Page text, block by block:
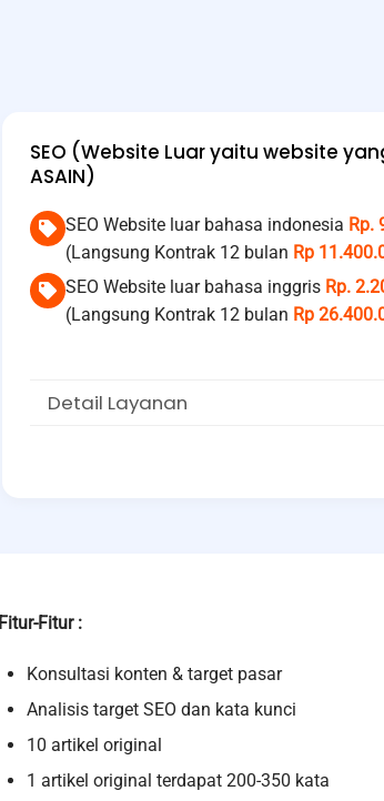
SEO (Website Luar yaitu website
ASAIN)
SEO Website luar bahasa indonesia Rp.
(Langsung Kontrak 12 bulan Rp
SEO Website luar bahasa inggris Rp.
(Langsung Kontrak 12 bulan Rp
Detail Layanan
Fitur-Fitur :
Konsultasi konten & target pasar
Analisis target SEO dan kata kunci
10 artikel original
1 artikel original terdapat 200-350 kata